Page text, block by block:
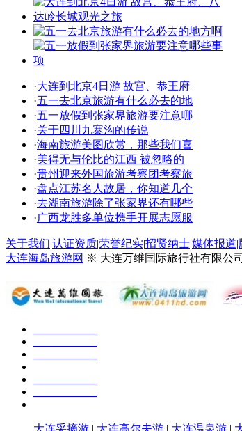
·大连到北京4日游 故宫、恭王府
·五一去北京旅游有什么必去的地
·五一放假到张家界旅游要注意哪
·关于四川九寨沟的传说
·海南旅游美图欣赏，那些我们喜
·美得无与伦比的江西 被忽略的
·贵州迎来外国旅游考察团考察旅
·盘点江苏名人故居，你知道几个
·去湖南旅游除了张家界还有哪些
·广西龙胜多单位携手开展志愿服
关于我们|认证资质|荣誉纪实|招贤纳士|媒体报道|
大连海岛旅游网 ※ 大连万维国际旅行社有限公
大连采摘游 | 大连高尔夫游 | 大连温泉游 |